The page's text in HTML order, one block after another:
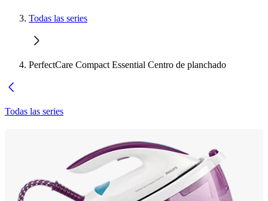
Todas las series
PerfectCare Compact Essential Centro de planchado
Todas las series